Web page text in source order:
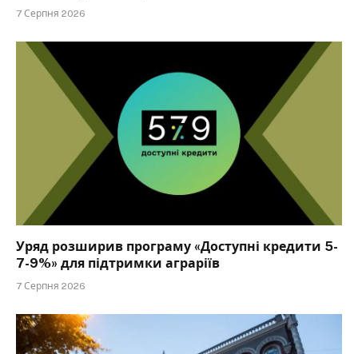
7 Серпня 2026
Уряд розширив програму «Доступні кредити 5-
7-9%» для підтримки аграріїв
7 Серпня 2026